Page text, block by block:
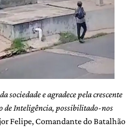
sociedade e agradece pela crescente
de Inteligência, possibilitado-nos
Felipe, Comandante do Batalhão